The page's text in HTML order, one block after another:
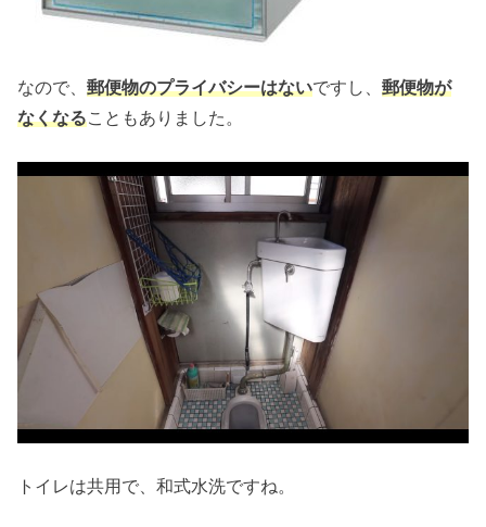
なので、郵便物のプライバシーはないですし、郵便物が
なくなることもありました。
トイレは共用で、和式水洗ですね。